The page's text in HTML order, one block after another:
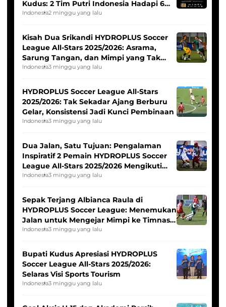
Kudus: 2 Tim Putri Indonesia Hadapi 6
Tim Asia
Indonesia2 minggu yang lalu
Kisah Dua Srikandi HYDROPLUS Soccer
League All-Stars 2025/2026: Asrama,
Sarung Tangan, dan Mimpi yang Tak
Pernah Padam
Indonesia3 minggu yang lalu
HYDROPLUS Soccer League All-Stars
2025/2026: Tak Sekadar Ajang Berburu
Gelar, Konsistensi Jadi Kunci Pembinaan
Indonesia3 minggu yang lalu
Dua Jalan, Satu Tujuan: Pengalaman
Inspiratif 2 Pemain HYDROPLUS Soccer
League All-Stars 2025/2026 Mengikuti
Seleksi Timnas Indonesia Putri
Indonesia3 minggu yang lalu
Sepak Terjang Albianca Raula di
HYDROPLUS Soccer League: Menemukan
Jalan untuk Mengejar Mimpi ke Timnas
Indonesia Putri
Indonesia3 minggu yang lalu
Bupati Kudus Apresiasi HYDROPLUS
Soccer League All-Stars 2025/2026:
Selaras Visi Sports Tourism
Indonesia3 minggu yang lalu